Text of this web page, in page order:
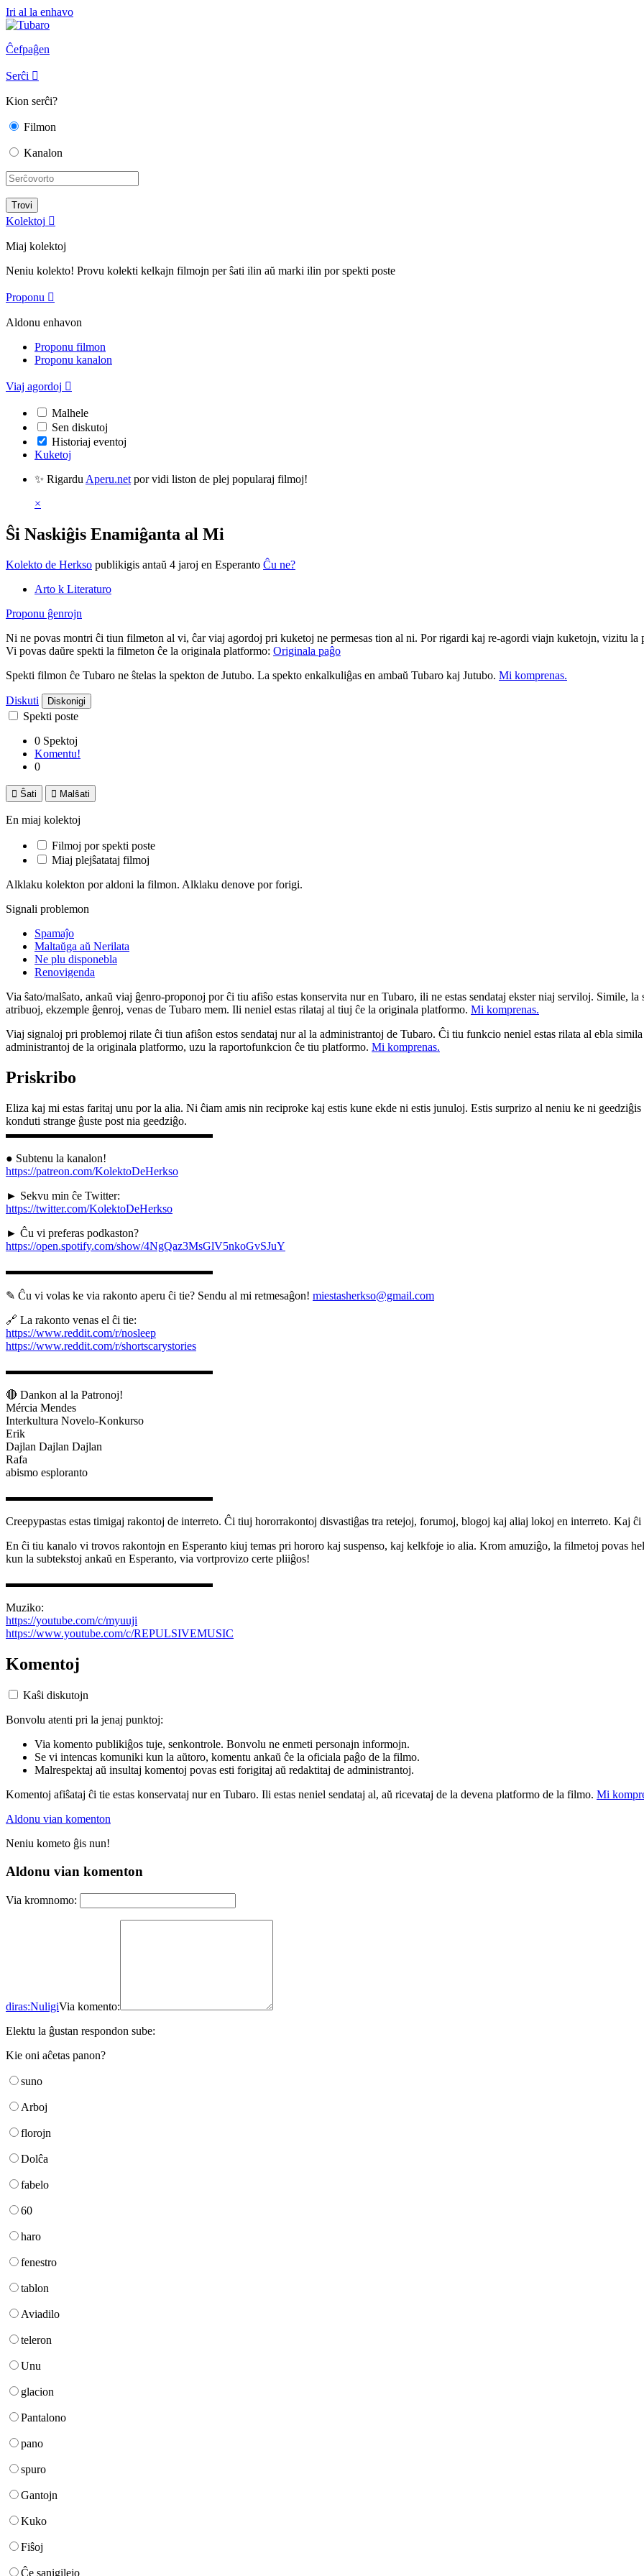
Iri al la enhavo
Ĉefpaĝen
Serĉi 
Kion serĉi?
Filmon
Kanalon
Kolektoj 
Miaj kolektoj
Neniu kolekto! Provu kolekti kelkajn filmojn per ŝati ilin aŭ marki ilin por spekti poste
Proponu 
Aldonu enhavon
Proponu filmon
Proponu kanalon
Viaj agordoj 
Malhele
Sen diskutoj
Historiaj eventoj
Kuketoj
✨ Rigardu Aperu.net por vidi liston de plej popularaj filmoj!
×
Ŝi Naskiĝis Enamiĝanta al Mi
Kolekto de Herkso publikigis antaŭ 4 jaroj en Esperanto Ĉu ne?
Arto k Literaturo
Proponu ĝenrojn
Ni ne povas montri ĉi tiun filmeton al vi, ĉar viaj agordoj pri kuketoj ne permesas tion al ni. Por rigardi kaj re-agordi viajn kuketojn, vizitu la
Vi povas daŭre spekti la filmeton ĉe la originala platformo: Originala paĝo
Spekti filmon ĉe Tubaro ne ŝtelas la spekton de Jutubo. La spekto enkalkuliĝas en ambaŭ Tubaro kaj Jutubo. Mi komprenas.
Diskuti Diskonigi
Spekti poste
0 Spektoj
Komentu!
0
 Ŝati  Malŝati
En miaj kolektoj
Filmoj por spekti poste
Miaj plejŝatataj filmoj
Alklaku kolekton por aldoni la filmon. Alklaku denove por forigi.
Signali problemon
Spamaĵo
Maltaŭga aŭ Nerilata
Ne plu disponebla
Renovigenda
Via ŝato/malŝato, ankaŭ viaj ĝenro-proponoj por ĉi tiu afiŝo estas konservita nur en Tubaro, ili ne estas sendataj ekster niaj serviloj. Simile,
atribuoj, ekzemple ĝenroj, venas de Tubaro mem. Ili neniel estas rilataj al tiuj ĉe la originala platformo. Mi komprenas.
Viaj signaloj pri problemoj rilate ĉi tiun afiŝon estos sendataj nur al la administrantoj de Tubaro. Ĉi tiu funkcio neniel estas rilata al ebla
administrantoj de la originala platformo, uzu la raportofunkcion ĉe tiu platformo. Mi komprenas.
Priskribo
Eliza kaj mi estas faritaj unu por la alia. Ni ĉiam amis nin reciproke kaj estis kune ekde ni estis junuloj. Estis surprizo al neniu ke ni
konduti strange ĝuste post nia geedziĝo.
▬▬▬▬▬▬▬▬▬▬▬▬▬▬▬▬▬▬
● Subtenu la kanalon!
https://patreon.com/KolektoDeHerkso
► Sekvu min ĉe Twitter:
https://twitter.com/KolektoDeHerkso
► Ĉu vi preferas podkaston?
https://open.spotify.com/show/4NgQaz3MsGlV5nkoGvSJuY
▬▬▬▬▬▬▬▬▬▬▬▬▬▬▬▬▬▬
✎ Ĉu vi volas ke via rakonto aperu ĉi tie? Sendu al mi retmesaĝon! miestasherkso@gmail.com
🔗 La rakonto venas el ĉi tie:
https://www.reddit.com/r/nosleep
https://www.reddit.com/r/shortscarystories
▬▬▬▬▬▬▬▬▬▬▬▬▬▬▬▬▬▬
🔴 Dankon al la Patronoj!
Mércia Mendes
Interkultura Novelo-Konkurso
Erik
Dajlan Dajlan Dajlan
Rafa
abismo esploranto
▬▬▬▬▬▬▬▬▬▬▬▬▬▬▬▬▬▬
Creepypastas estas timigaj rakontoj de interreto. Ĉi tiuj hororrakontoj disvastiĝas tra retejoj, forumoj, blogoj kaj aliaj lokoj en interreto. Kaj
En ĉi tiu kanalo vi trovos rakontojn en Esperanto kiuj temas pri hororo kaj suspenso, kaj kelkfoje io alia. Krom amuziĝo, la filmetoj povas
kun la subtekstoj ankaŭ en Esperanto, via vortprovizo certe pliiĝos!
▬▬▬▬▬▬▬▬▬▬▬▬▬▬▬▬▬▬
Muziko:
https://youtube.com/c/myuuji
https://www.youtube.com/c/REPULSIVEMUSIC
Komentoj
Kaŝi diskutojn
Bonvolu atenti pri la jenaj punktoj:
Via komento publikiĝos tuje, senkontrole. Bonvolu ne enmeti personajn informojn.
Se vi intencas komuniki kun la aŭtoro, komentu ankaŭ ĉe la oficiala paĝo de la filmo.
Malrespektaj aŭ insultaj komentoj povas esti forigitaj aŭ redaktitaj de administrantoj.
Komentoj afiŝataj ĉi tie estas konservataj nur en Tubaro. Ili estas neniel sendataj al, aŭ ricevataj de la devena platformo de la filmo. Mi
Aldonu vian komenton
Neniu kometo ĝis nun!
Aldonu vian komenton
Via kromnomo:
diras:NuligiVia komento:
Elektu la ĝustan respondon sube:
Kie oni aĉetas panon?
suno
Arboj
florojn
Dolĉa
fabelo
60
haro
fenestro
tablon
Aviadilo
teleron
Unu
glacion
Pantalono
pano
spuro
Gantojn
Kuko
Fiŝoj
Ĉe sanigilejo